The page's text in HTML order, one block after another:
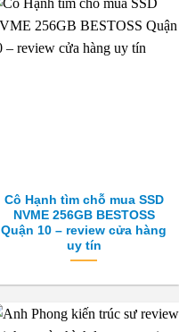
Cô Hạnh tìm chỗ mua SSD
NVME 256GB BESTOSS
Quận 10 – review cửa hàng
uy tín